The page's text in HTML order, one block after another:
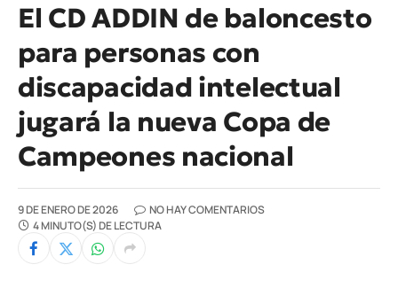
El CD ADDIN de baloncesto
para personas con
discapacidad intelectual
jugará la nueva Copa de
Campeones nacional
9 DE ENERO DE 2026
NO HAY COMENTARIOS
4 MINUTO(S) DE LECTURA